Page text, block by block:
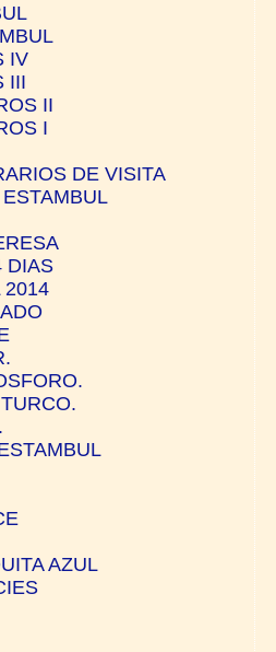
IV
III
II
I
DE VISITA
DIAS
2014
AZUL